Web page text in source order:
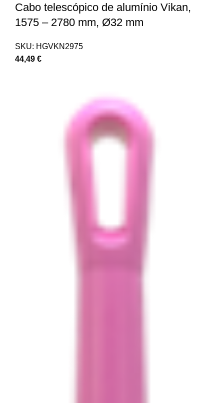
Cabo telescópico de alumínio Vikan,
1575 – 2780 mm, Ø32 mm
SKU: HGVKN2975
44,49 €